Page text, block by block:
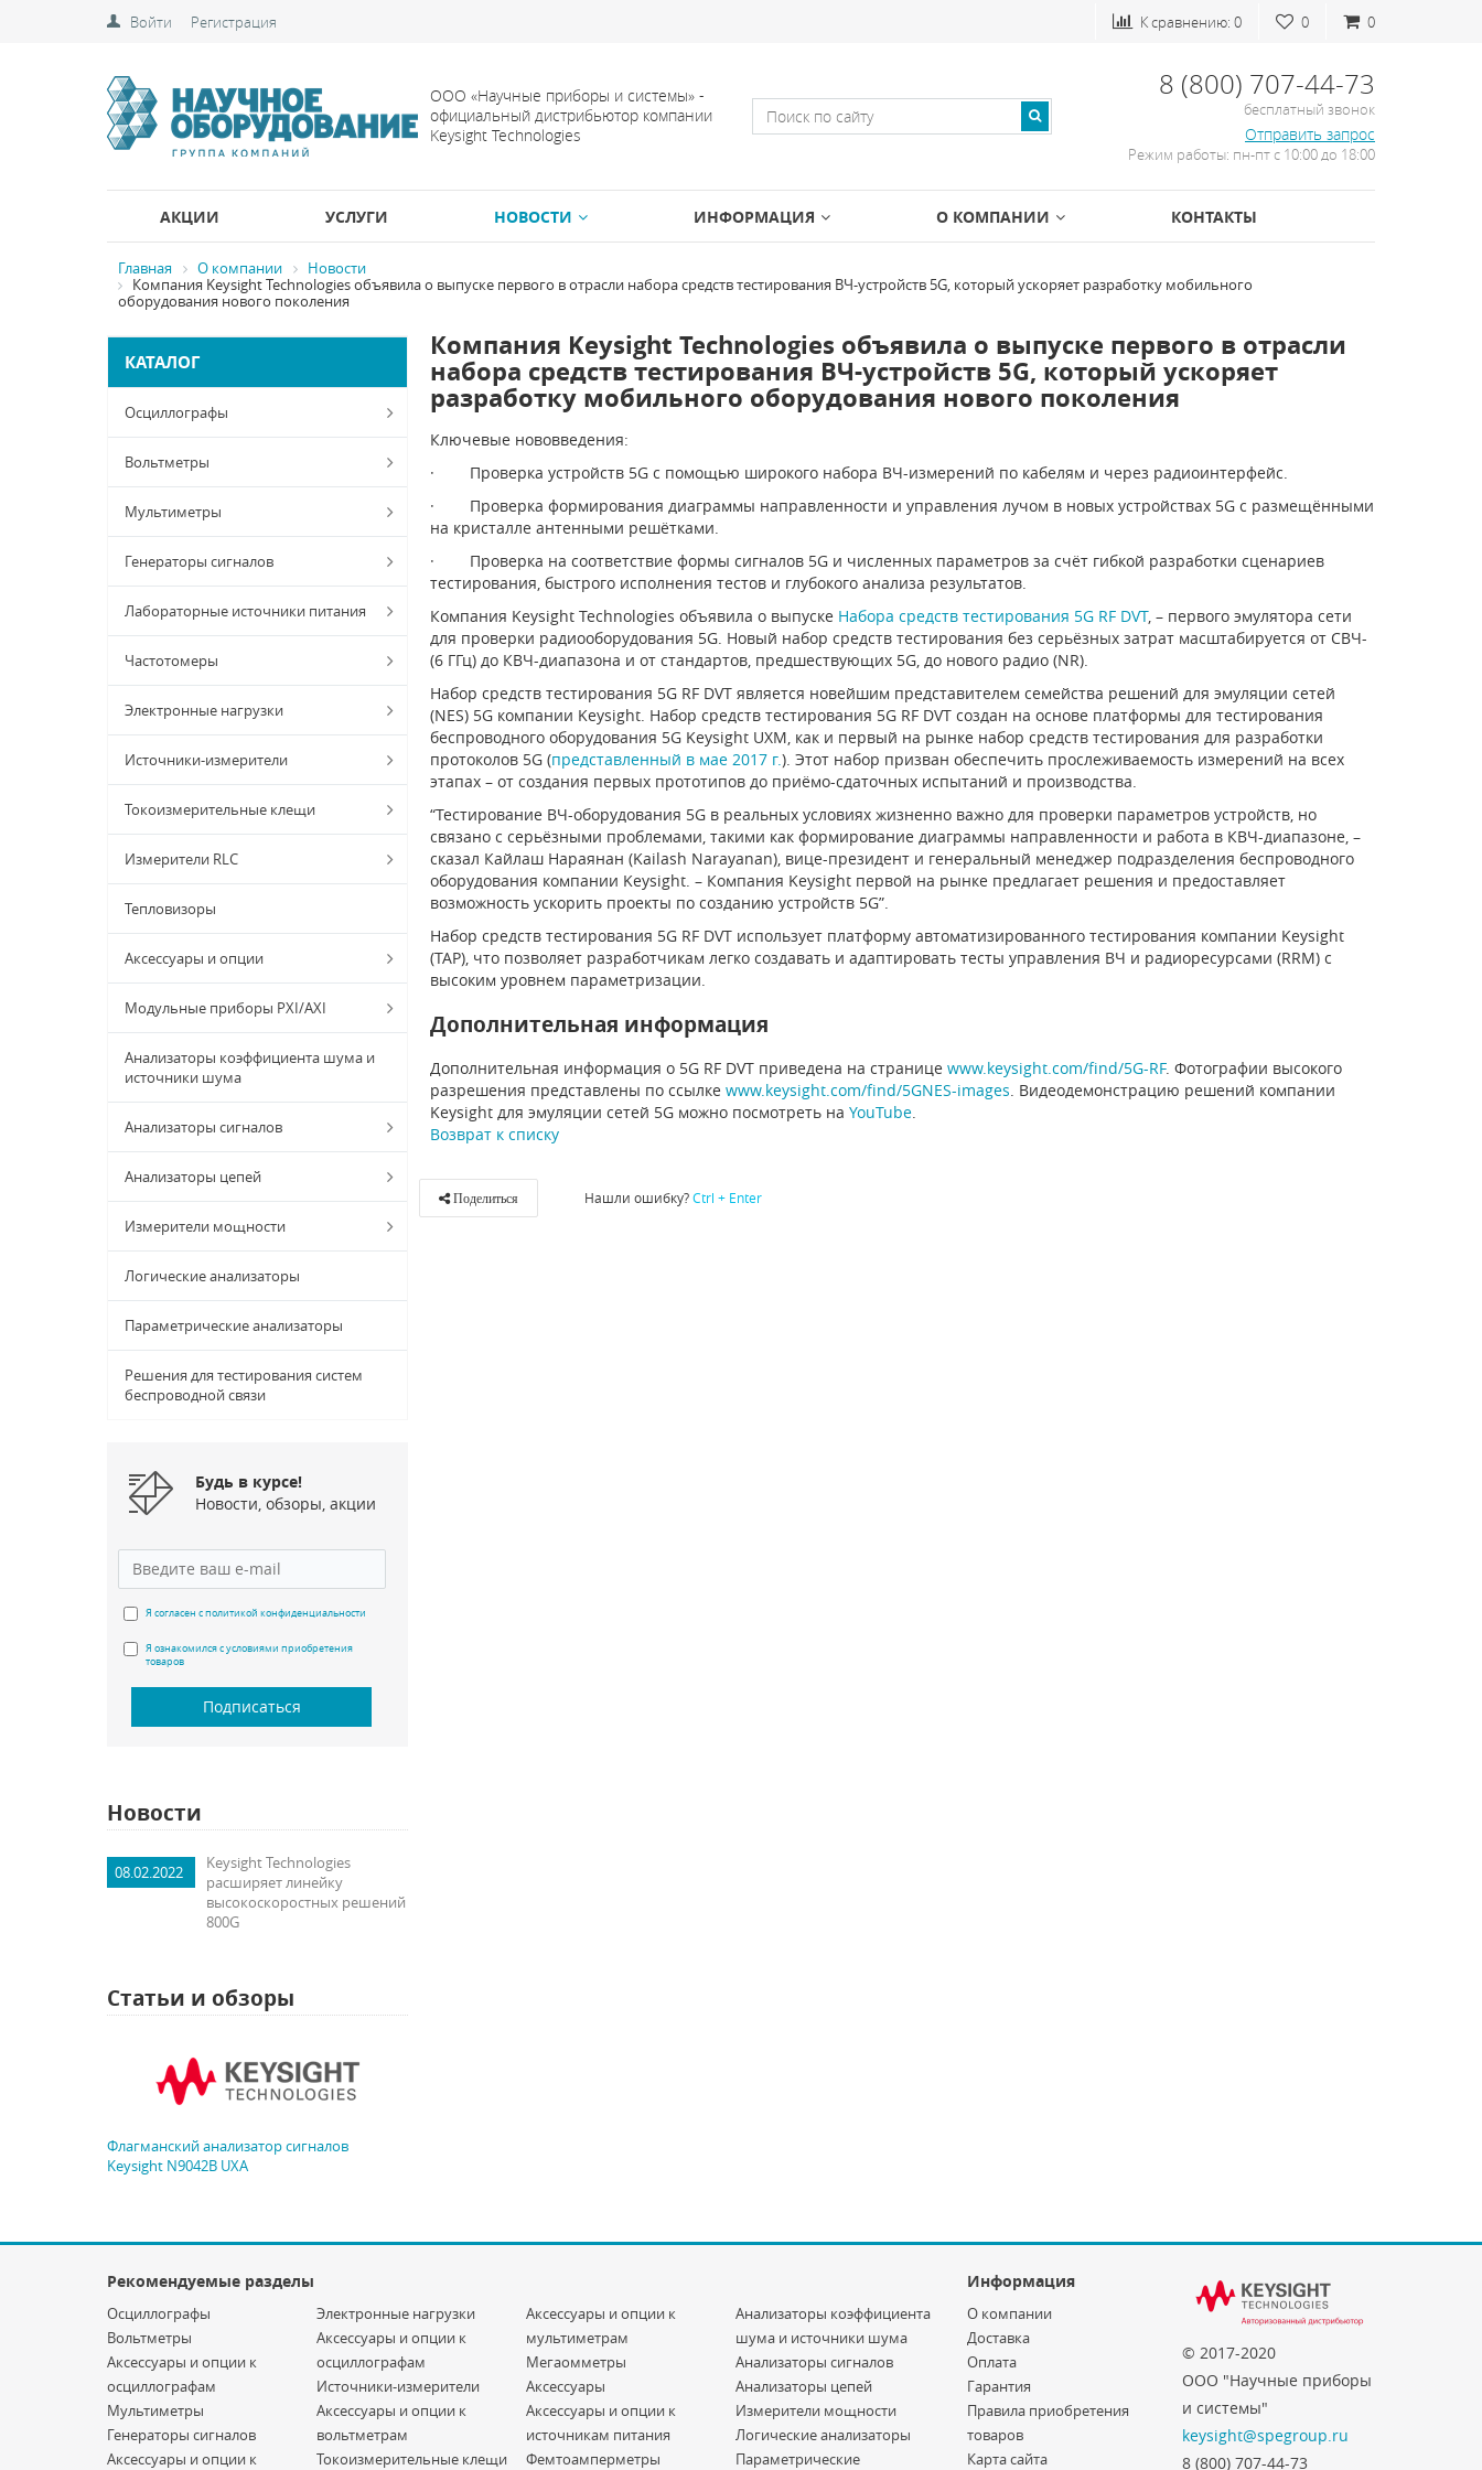
Войти Регистрация 0
0
К сравнению: 0
ООО «Научные приборы и системы» -
официальный дистрибьютор компании
Keysight Technologies
8 (800) 707-44-73
бесплатный звонок
Отправить запрос
Режим работы: пн-пт с 10:00 до 18:00
АКЦИИ УСЛУГИ НОВОСТИ ИНФОРМАЦИЯ О КОМПАНИИ КОНТАКТЫ
Главная О компании
Новости
Компания Keysight Technologies объявила о выпуске первого в отрасли набора средств тестирования ВЧ-устройств 5G, который ускоряет разработку мобильного
оборудования нового поколения
КАТАЛОГ
Осциллографы
Вольтметры
Мультиметры
Генераторы сигналов
Лабораторные источники питания
Частотомеры
Электронные нагрузки
Источники-измерители
Токоизмерительные клещи
Измерители RLC
Тепловизоры
Аксессуары и опции
Модульные приборы PXI/AXI
Анализаторы коэффициента шума и
источники шума
Анализаторы сигналов
Анализаторы цепей
Измерители мощности
Логические анализаторы
Параметрические анализаторы
Решения для тестирования систем
беспроводной связи
Будь в курсе!
Новости, обзоры, акции
Я согласен с политикой конфиденциальности
Я ознакомился с условиями приобретения
товаров
Подписаться
Новости
08.02.2022
Keysight Technologies
расширяет линейку
высокоскоростных решений
800G
Статьи и обзоры
Флагманский анализатор сигналов
Keysight N9042B UXA
Компания Keysight Technologies объявила о выпуске первого в отрасли
набора средств тестирования ВЧ-устройств 5G, который ускоряет
разработку мобильного оборудования нового поколения
Ключевые нововведения:
· Проверка устройств 5G с помощью широкого набора ВЧ-измерений по кабелям и через радиоинтерфейс.
· Проверка формирования диаграммы направленности и управления лучом в новых устройствах 5G с размещёнными
на кристалле антенными решётками.
· Проверка на соответствие формы сигналов 5G и численных параметров за счёт гибкой разработки сценариев
тестирования, быстрого исполнения тестов и глубокого анализа результатов.
Компания Keysight Technologies объявила о выпуске Набора средств тестирования 5G RF DVT, – первого эмулятора сети
для проверки радиооборудования 5G. Новый набор средств тестирования без серьёзных затрат масштабируется от СВЧ-
(6 ГГц) до КВЧ-диапазона и от стандартов, предшествующих 5G, до нового радио (NR).
Набор средств тестирования 5G RF DVT является новейшим представителем семейства решений для эмуляции сетей
(NES) 5G компании Keysight. Набор средств тестирования 5G RF DVT создан на основе платформы для тестирования
беспроводного оборудования 5G Keysight UXM, как и первый на рынке набор средств тестирования для разработки
протоколов 5G (представленный в мае 2017 г.). Этот набор призван обеспечить прослеживаемость измерений на всех
этапах – от создания первых прототипов до приёмо-сдаточных испытаний и производства.
“Тестирование ВЧ-оборудования 5G в реальных условиях жизненно важно для проверки параметров устройств, но
связано с серьёзными проблемами, такими как формирование диаграммы направленности и работа в КВЧ-диапазоне, –
сказал Кайлаш Нараянан (Kailash Narayanan), вице-президент и генеральный менеджер подразделения беспроводного
оборудования компании Keysight. – Компания Keysight первой на рынке предлагает решения и предоставляет
возможность ускорить проекты по созданию устройств 5G”.
Набор средств тестирования 5G RF DVT использует платформу автоматизированного тестирования компании Keysight
(TAP), что позволяет разработчикам легко создавать и адаптировать тесты управления ВЧ и радиоресурсами (RRM) с
высоким уровнем параметризации.
Дополнительная информация
Дополнительная информация о 5G RF DVT приведена на странице www.keysight.com/find/5G-RF. Фотографии высокого
разрешения представлены по ссылке www.keysight.com/find/5GNES-images . Видеодемонстрацию решений компании
Keysight для эмуляции сетей 5G можно посмотреть на YouTube.
Возврат к списку
Поделиться Нашли ошибку?Ctrl + Enter
Рекомендуемые разделы Информация
© 2017-2020
ООО "Научные приборы
и системы"
keysight@spegroup.ru
8 (800) 707-44-73
Осциллографы
Вольтметры
Аксессуары и опции к
осциллографам
Мультиметры
Генераторы сигналов
Аксессуары и опции к
Электронные нагрузки
Аксессуары и опции к
осциллографам
Источники-измерители
Аксессуары и опции к
вольтметрам
Токоизмерительные клещи
Аксессуары и опции к
мультиметрам
Мегаомметры
Аксессуары
Аксессуары и опции к
источникам питания
Фемтоамперметры
Анализаторы коэффициента
шума и источники шума
Анализаторы сигналов
Анализаторы цепей
Измерители мощности
Логические анализаторы
Параметрические
О компании
Доставка
Оплата
Гарантия
Правила приобретения
товаров
Карта сайта